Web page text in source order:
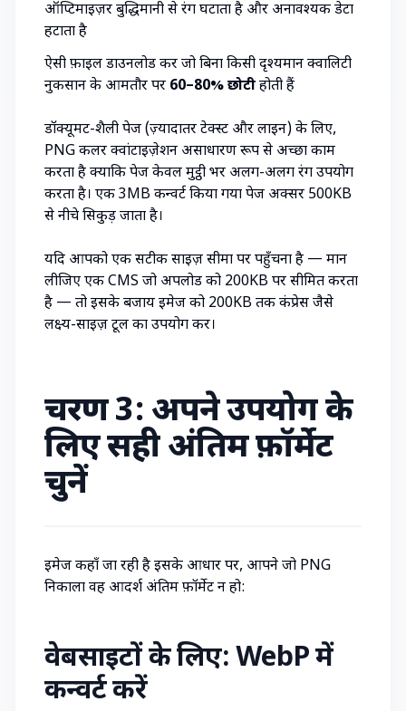
ऑप्टिमाइज़र बुद्धिमानी से रंग घटाता है और अनावश्यक डेटा
हटाता है
ऐसी फ़ाइलें डाउनलोड करें जो बिना किसी दृश्यमान क्वालिटी
नुकसान के आमतौर पर 60–80% छोटीहोती हैं
डॉक्यूमेंट-शैली पेज (ज़्यादातर टेक्स्ट और लाइनें) के लिए,
PNG कलर क्वांटाइज़ेशन असाधारण रूप से अच्छा काम
करता है क्योंकि पेज केवल मुट्ठी भर अलग-अलग रंग उपयोग
करता है। एक 3MB कन्वर्ट किया गया पेज अक्सर 500KB
से नीचे सिकुड़ जाता है।
यदि आपको एक सटीक साइज़ सीमा पर पहुँचना है — मान
लीजिए एक CMS जो अपलोड को 200KB पर सीमित करता
है — तो इसके बजायइमेज को 200KB तक कंप्रेसजैसे
लक्ष्य-साइज़ टूल का उपयोग करें।
चरण 3: अपने उपयोग के
लिए सही अंतिम फ़ॉर्मेट
चुनें
इमेज कहाँ जा रही है इसके आधार पर, आपने जो PNG
निकाला वह आदर्श अंतिम फ़ॉर्मेट न हो:
वेबसाइटों के लिए: WebP में
कन्वर्ट करें